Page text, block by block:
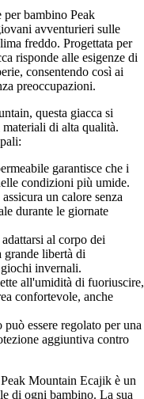
bambino Peak
avventurieri sulle
freddo. Progettata per
risponde alle esigenze di
consentendo così ai
preoccupazioni.
questa giacca si
di alta qualità.
garantisce che i
condizioni più umide.
un calore senza
durante le giornate
al corpo dei
grande libertà di
invernali.
all'umidità di fuoriuscire,
confortevole, anche
essere regolato per una
aggiuntiva contro
Mountain Ecajik è un
di ogni bambino. La sua